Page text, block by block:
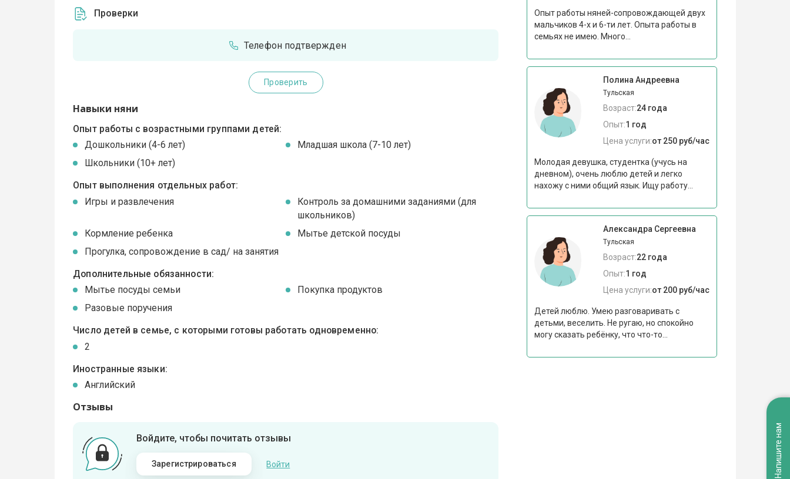
Проверки
Телефон подтвержден
Проверить
Навыки няни
Опыт работы с возрастными группами детей:
Дошкольники (4-6 лет)
Младшая школа (7-10 лет)
Школьники (10+ лет)
Опыт выполнения отдельных работ:
Игры и развлечения
Контроль за домашними заданиями (для
школьников)
Кормление ребенка
Мытье детской посуды
Прогулка, сопровождение в сад/ на занятия
Дополнительные обязанности:
Мытье посуды семьи
Покупка продуктов
Разовые поручения
Число детей в семье, с которыми готовы работать одновременно:
2
Иностранные языки:
Английский
Отзывы
Войдите, чтобы почитать отзывы
Зарегистрироваться Войти
Опыт работы няней-сопровождающей двух
мальчиков 4-х и 6-ти лет. Опыта работы в
семьях не имею. Много...
Полина Андреевна
Тульская
Возраст:24 года
Опыт:1 год
Цена услуги:от 250 руб/час
Молодая девушка, студентка (учусь на
дневном), очень люблю детей и легко
нахожу с ними общий язык. Ищу работу...
Александра Сергеевна
Тульская
Возраст:22 года
Опыт:1 год
Цена услуги:от 200 руб/час
Детей люблю. Умею разговаривать с
детьми, веселить. Не ругаю, но спокойно
могу сказать ребёнку, что что-то...
Напишите нам